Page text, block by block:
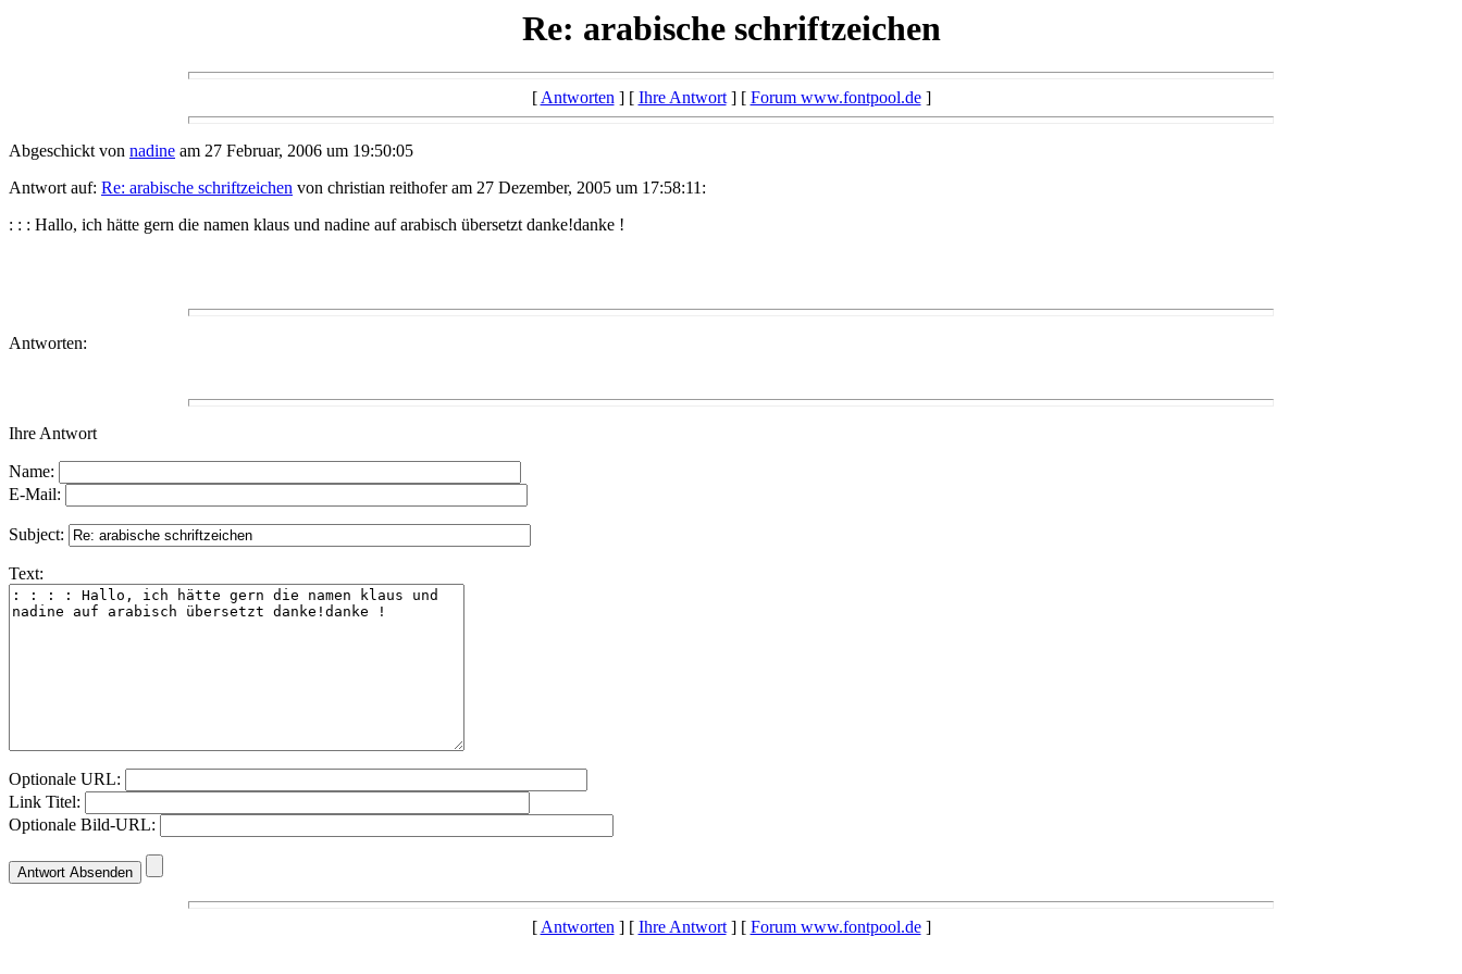
Re: arabische schriftzeichen
[Antworten] [ Ihre Antwort] [ Forum www.fontpool.de]
Abgeschickt von nadine am 27 Februar, 2006 um 19:50:05
Antwort auf: Re: arabische schriftzeichen von christian reithofer am 27 Dezember, 2005 um 17:58:11:
: : : Hallo, ich hätte gern die namen klaus und nadine auf arabisch übersetzt danke!danke !
Antworten:
Ihre Antwort
Name:
E-Mail:
Subject:
Text:
Optionale URL:
Link Titel:
Optionale Bild-URL:
[Antworten] [ Ihre Antwort] [ Forum www.fontpool.de]